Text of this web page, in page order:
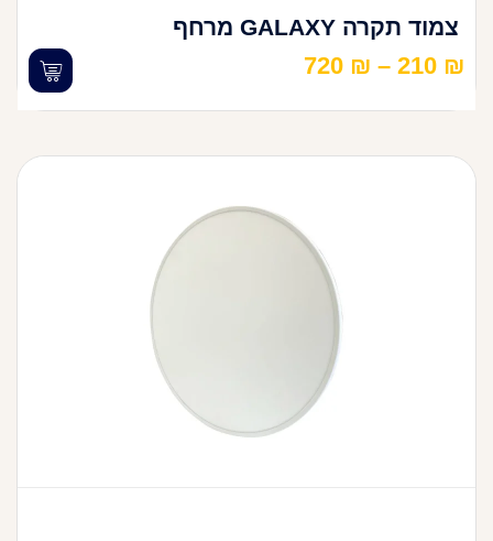
צמוד תקרה GALAXY מרחף
210 ₪
–
720 ₪